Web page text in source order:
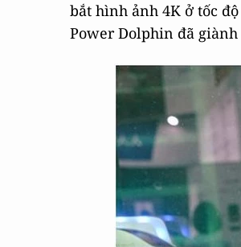
bắt hình ảnh 4K ở tốc
Power Dolphin đã giành